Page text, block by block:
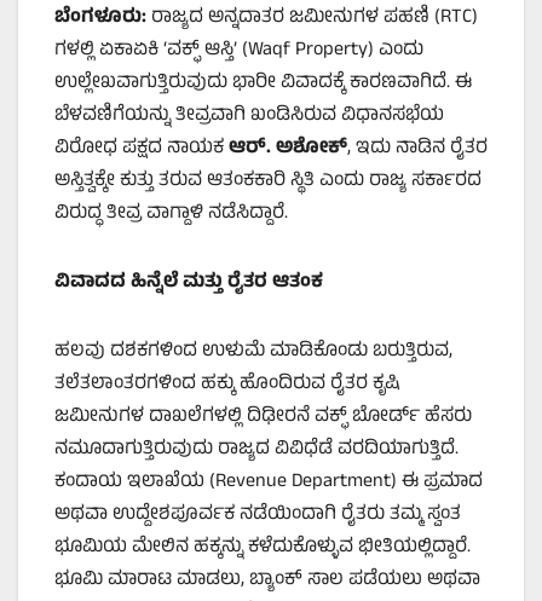
ಬೆಂಗಳೂರು:ರಾಜ್ಯದ ಅನ್ನದಾತರ ಜಮೀನುಗಳ ಪಹಣಿ (RTC)
ಗಳಲ್ಲಿ ಏಕಾಏಕಿ ‘ವಕ್ಫ್ ಆಸ್ತಿ’ (Waqf Property) ಎಂದು
ಉಲ್ಲೇಖವಾಗುತ್ತಿರುವುದು ಭಾರೀ ವಿವಾದಕ್ಕೆ ಕಾರಣವಾಗಿದೆ. ಈ
ಬೆಳವಣಿಗೆಯನ್ನು ತೀವ್ರವಾಗಿ ಖಂಡಿಸಿರುವ ವಿಧಾನಸಭೆಯ
ವಿರೋಧ ಪಕ್ಷದ ನಾಯಕಆರ್.ಅಶೋಕ್, ಇದು ನಾಡಿನ ರೈತರ
ಅಸ್ತಿತ್ವಕ್ಕೇ ಕುತ್ತು ತರುವ ಆತಂಕಕಾರಿ ಸ್ಥಿತಿ ಎಂದು ರಾಜ್ಯ ಸರ್ಕಾರದ
ವಿರುದ್ಧ ತೀವ್ರ ವಾಗ್ದಾಳಿ ನಡೆಸಿದ್ದಾರೆ.
ವಿವಾದದಹಿನ್ನೆಲೆಮತ್ತುರೈತರಆತಂಕ
ಹಲವು ದಶಕಗಳಿಂದ ಉಳುಮೆ ಮಾಡಿಕೊಂಡು ಬರುತ್ತಿರುವ,
ತಲೆತಲಾಂತರಗಳಿಂದ ಹಕ್ಕು ಹೊಂದಿರುವ ರೈತರ ಕೃಷಿ
ಜಮೀನುಗಳ ದಾಖಲೆಗಳಲ್ಲಿ ದಿಢೀರನೆ ವಕ್ಫ್ ಬೋರ್ಡ್ ಹೆಸರು
ನಮೂದಾಗುತ್ತಿರುವುದು ರಾಜ್ಯದ ವಿವಿಧೆಡೆ ವರದಿಯಾಗುತ್ತಿದೆ.
ಕಂದಾಯ ಇಲಾಖೆಯ (Revenue Department) ಈ ಪ್ರಮಾದ
ಅಥವಾ ಉದ್ದೇಶಪೂರ್ವಕ ನಡೆಯಿಂದಾಗಿ ರೈತರು ತಮ್ಮ ಸ್ವಂತ
ಭೂಮಿಯ ಮೇಲಿನ ಹಕ್ಕನ್ನು ಕಳೆದುಕೊಳ್ಳುವ ಭೀತಿಯಲ್ಲಿದ್ದಾರೆ.
ಭೂಮಿ ಮಾರಾಟ ಮಾಡಲು, ಬ್ಯಾಂಕ್ ಸಾಲ ಪಡೆಯಲು ಅಥವಾ